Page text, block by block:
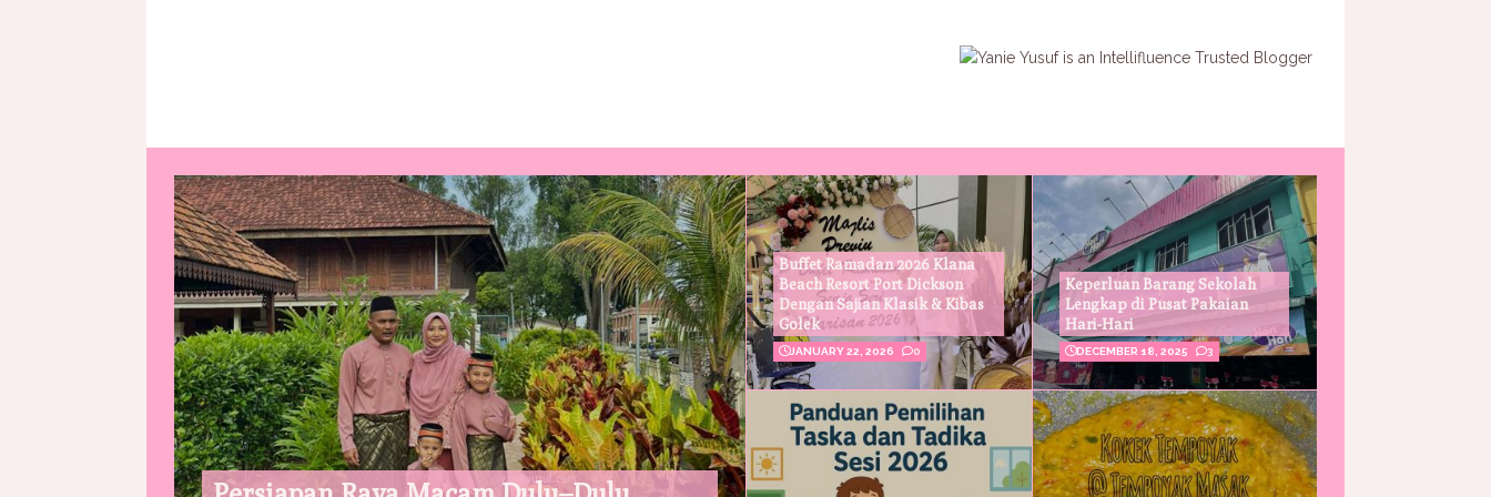
Buffet Ramadan 2026 Klana
Beach Resort Port Dickson
Dengan Sajian Klasik & Kibas
Golek
JANUARY 22, 2026 0
Keperluan Barang Sekolah
Lengkap di Pusat Pakaian
Hari-Hari
DECEMBER 18, 2025 3